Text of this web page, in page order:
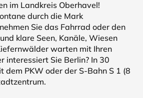
im Landkreis Oberhavel!
durch die Mark
Sie das Fahrrad oder den
klare Seen, Kanäle, Wiesen
warten mit Ihren
interessiert Sie Berlin? In 30
dem PKW oder der S-Bahn S 1 (8